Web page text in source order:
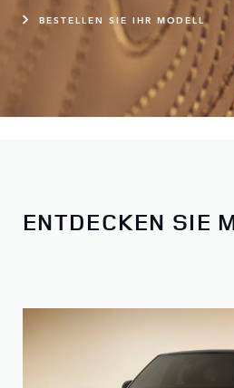
BESTELLEN SIE IHR MODELL
ENTDECKEN SIE